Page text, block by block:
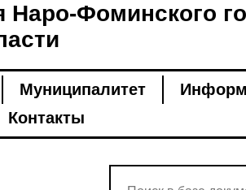
Фоминского
Муниципалитет
Контакты